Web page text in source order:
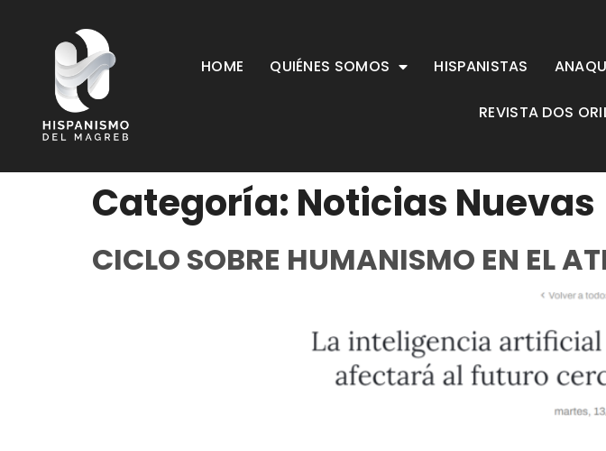
HOME QUIÉNES SOMOS HISPANISTAS
REVISTA DOS
Categoría: Noticias Nuevas
CICLO SOBRE HUMANISMO EN EL